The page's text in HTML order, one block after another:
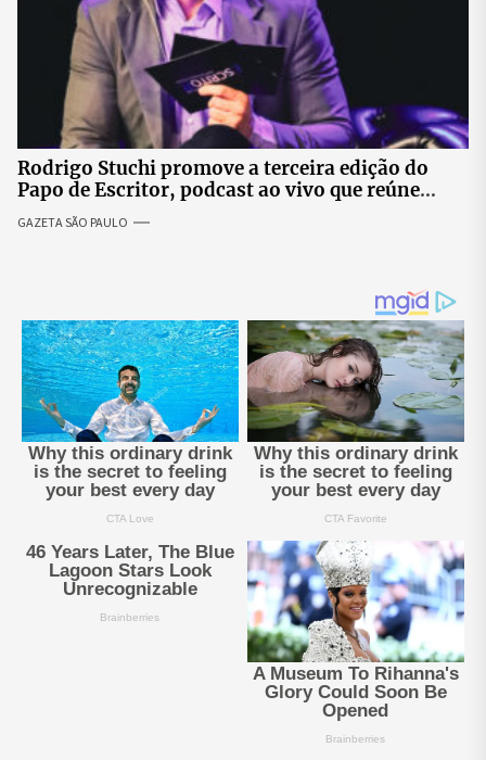
Rodrigo Stuchi promove a terceira edição do
Papo de Escritor, podcast ao vivo que reúne
especialistas para discutir saúde mental e
prosperidade.
GAZETA SÃO PAULO